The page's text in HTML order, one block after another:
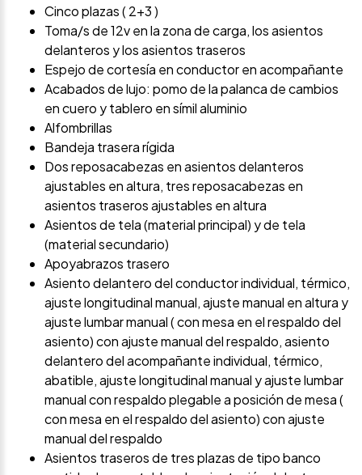
Cinco plazas ( 2+3 )
Toma/s de 12v en la zona de carga, los asientos
delanteros y los asientos traseros
Espejo de cortesía en conductor en acompañante
Acabados de lujo: pomo de la palanca de cambios
en cuero y tablero en símil aluminio
Alfombrillas
Bandeja trasera rígida
Dos reposacabezas en asientos delanteros
ajustables en altura, tres reposacabezas en
asientos traseros ajustables en altura
Asientos de tela (material principal) y de tela
(material secundario)
Apoyabrazos trasero
Asiento delantero del conductor individual, térmico,
ajuste longitudinal manual, ajuste manual en altura y
ajuste lumbar manual ( con mesa en el respaldo del
asiento) con ajuste manual del respaldo, asiento
delantero del acompañante individual, térmico,
abatible, ajuste longitudinal manual y ajuste lumbar
manual con respaldo plegable a posición de mesa (
con mesa en el respaldo del asiento) con ajuste
manual del respaldo
Asientos traseros de tres plazas de tipo banco